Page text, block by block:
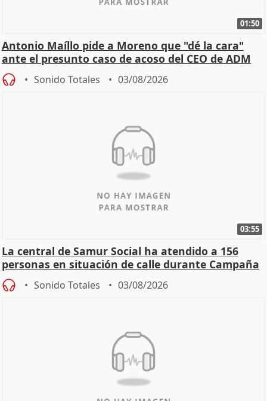
01:50
Antonio Maíllo pide a Moreno que "dé la cara"
ante el presunto caso de acoso del CEO de ADM
Sonido Totales 03/08/2026
03:55
La central de Samur Social ha atendido a 156
personas en situación de calle durante Campaña
de Calor
Sonido Totales 03/08/2026